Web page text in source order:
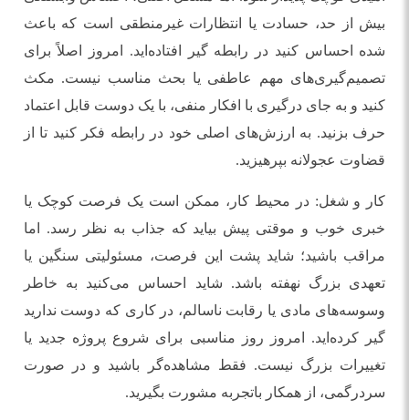
بیش از حد، حسادت یا انتظارات غیرمنطقی است که باعث
شده احساس کنید در رابطه گیر افتاده‌اید. امروز اصلاً برای
تصمیم‌گیری‌های مهم عاطفی یا بحث مناسب نیست. مکث
کنید و به جای درگیری با افکار منفی، با یک دوست قابل اعتماد
حرف بزنید. به ارزش‌های اصلی خود در رابطه فکر کنید تا از
قضاوت عجولانه بپرهیزید.
کار و شغل: در محیط کار، ممکن است یک فرصت کوچک یا
خبری خوب و موقتی پیش بیاید که جذاب به نظر رسد. اما
مراقب باشید؛ شاید پشت این فرصت، مسئولیتی سنگین یا
تعهدی بزرگ نهفته باشد. شاید احساس می‌کنید به خاطر
وسوسه‌های مادی یا رقابت ناسالم، در کاری که دوست ندارید
گیر کرده‌اید. امروز روز مناسبی برای شروع پروژه جدید یا
تغییرات بزرگ نیست. فقط مشاهده‌گر باشید و در صورت
سردرگمی، از همکار باتجربه مشورت بگیرید.